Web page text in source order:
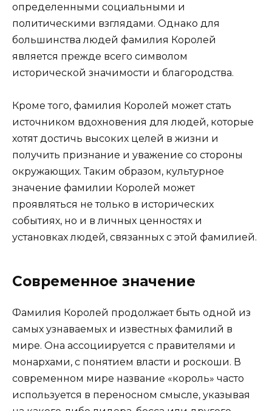
определенными социальными и
политическими взглядами. Однако для
большинства людей фамилия Королей
является прежде всего символом
исторической значимости и благородства.
Кроме того, фамилия Королей может стать
источником вдохновения для людей, которые
хотят достичь высоких целей в жизни и
получить признание и уважение со стороны
окружающих. Таким образом, культурное
значение фамилии Королей может
проявляться не только в исторических
событиях, но и в личных ценностях и
установках людей, связанных с этой фамилией.
Современное значение
Фамилия Королей продолжает быть одной из
самых узнаваемых и известных фамилий в
мире. Она ассоциируется с правителями и
монархами, с понятием власти и роскоши. В
современном мире название «король» часто
используется в переносном смысле, указывая